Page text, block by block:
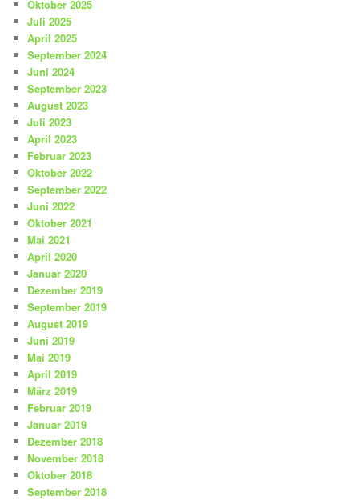
Oktober 2025
Juli 2025
April 2025
September 2024
Juni 2024
September 2023
August 2023
Juli 2023
April 2023
Februar 2023
Oktober 2022
September 2022
Juni 2022
Oktober 2021
Mai 2021
April 2020
Januar 2020
Dezember 2019
September 2019
August 2019
Juni 2019
Mai 2019
April 2019
März 2019
Februar 2019
Januar 2019
Dezember 2018
November 2018
Oktober 2018
September 2018